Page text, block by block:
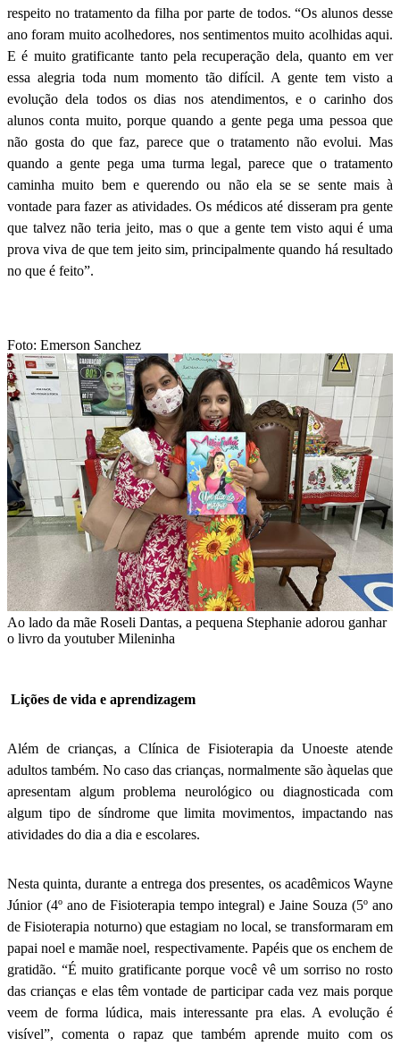
respeito no tratamento da filha por parte de todos. “Os alunos desse
ano foram muito acolhedores, nos sentimentos muito acolhidas aqui.
E é muito gratificante tanto pela recuperação dela, quanto em ver
essa alegria toda num momento tão difícil. A gente tem visto a
evolução dela todos os dias nos atendimentos, e o carinho dos
alunos conta muito, porque quando a gente pega uma pessoa que
não gosta do que faz, parece que o tratamento não evolui. Mas
quando a gente pega uma turma legal, parece que o tratamento
caminha muito bem e querendo ou não ela se se sente mais à
vontade para fazer as atividades. Os médicos até disseram pra gente
que talvez não teria jeito, mas o que a gente tem visto aqui é uma
prova viva de que tem jeito sim, principalmente quando há resultado
no que é feito”.
Foto: Emerson Sanchez
Ao lado da mãe Roseli Dantas, a pequena Stephanie adorou ganhar
o livro da youtuber Mileninha
Lições de vida e aprendizagem
Além de crianças, a Clínica de Fisioterapia da Unoeste atende
adultos também. No caso das crianças, normalmente são àquelas que
apresentam algum problema neurológico ou diagnosticada com
algum tipo de síndrome que limita movimentos, impactando nas
atividades do dia a dia e escolares.
Nesta quinta, durante a entrega dos presentes, os acadêmicos Wayne
Júnior (4º ano de Fisioterapia tempo integral) e Jaine Souza (5º ano
de Fisioterapia noturno) que estagiam no local, se transformaram em
papai noel e mamãe noel, respectivamente. Papéis que os enchem de
gratidão. “É muito gratificante porque você vê um sorriso no rosto
das crianças e elas têm vontade de participar cada vez mais porque
veem de forma lúdica, mais interessante pra elas. A evolução é
visível”, comenta o rapaz que também aprende muito com os